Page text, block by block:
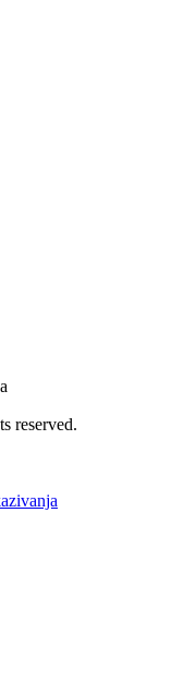
reserved.